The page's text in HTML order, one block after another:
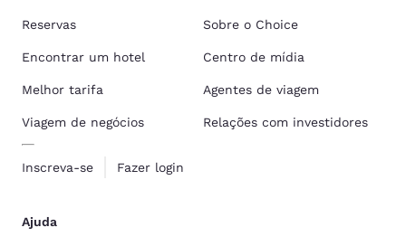
Reservas
Encontrar um hotel
Melhor tarifa
Viagem de negócios
Inscreva-se Fazer login
Sobre o Choice
Centro de mídia
Agentes de viagem
Relações com investidores
Ajuda